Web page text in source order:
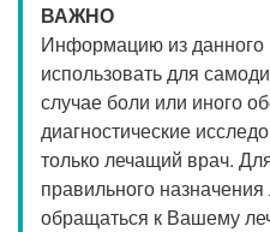
ВАЖНО
Информацию из данного
использовать для
случае боли или иного
диагностические
только лечащий врач.
правильного
обращаться к Вашему